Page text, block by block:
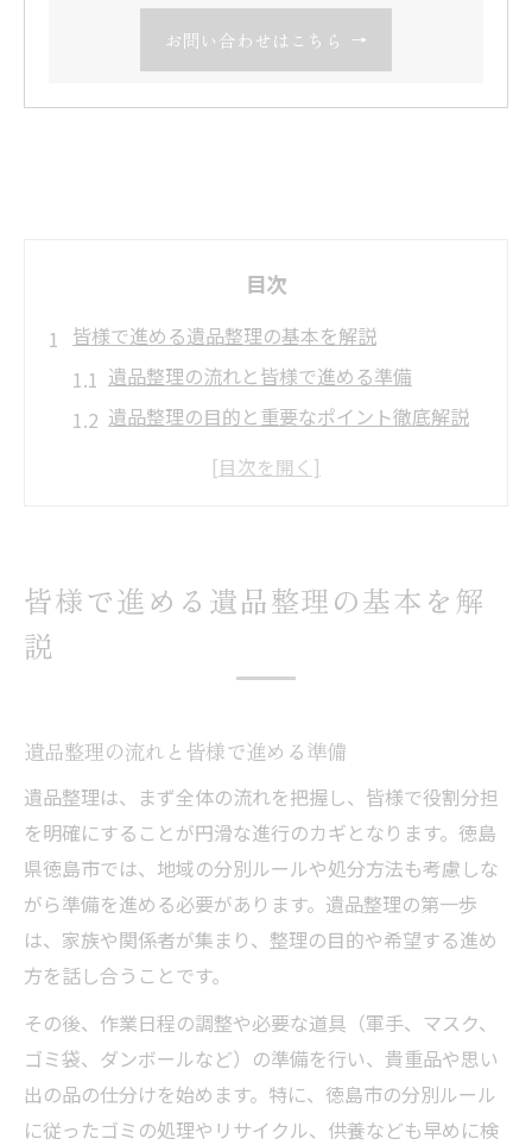
お問い合わせはこちら
目次
皆様で進める遺品整理の基本を解説
遺品整理の流れと皆様で進める準備
遺品整理の目的と重要なポイント徹底解説
皆様で協力する遺品整理の進め方のコツ
徳島市の遺品整理と地域課題の現状を解説
法
遺品整理加速の要因と徳島市ならではの課
分別やゴミ処理方法で迷わない遺品整理術
遺品整理で迷わない分別とゴミ処理の基本
徳島市の遺品整理と正しいゴミ分別の流れ
遺品整理時の不用品分別とゴミ処理方法解
説
遺品整理で出たゴミの効率的な処理の進め
皆様で進める遺品整理の基本を解
説
遺品整理の流れと皆様で進める準備
遺品整理は、まず全体の流れを把握し、皆様で役割分担
を明確にすることが円滑な進行のカギとなります。徳島
県徳島市では、地域の分別ルールや処分方法も考慮しな
がら準備を進める必要があります。遺品整理の第一歩
は、家族や関係者が集まり、整理の目的や希望する進め
方を話し合うことです。
その後、作業日程の調整や必要な道具（軍手、マスク、
ゴミ袋、ダンボールなど）の準備を行い、貴重品や思い
出の品の仕分けを始めます。特に、徳島市の分別ルール
に従ったゴミの処理やリサイクル、供養なども早めに検